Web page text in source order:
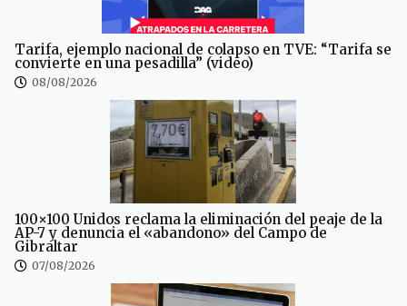
Tarifa, ejemplo nacional de colapso en TVE: “Tarifa se
convierte en una pesadilla” (video)
08/08/2026
100×100 Unidos reclama la eliminación del peaje de la
AP-7 y denuncia el «abandono» del Campo de
Gibraltar
07/08/2026